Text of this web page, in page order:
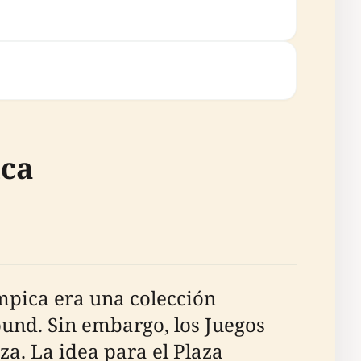
era una colección
Sin embargo, los Juegos
La idea para el Plaza